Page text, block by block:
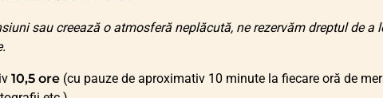
sau creează o atmosferă neplăcută, ne rezervăm dreptul de a
10,5 ore (cu pauze de aproximativ 10 minute la fiecare oră de